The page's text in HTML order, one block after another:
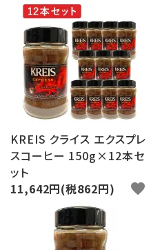
KREIS クライス エクスプレ
スコーヒー 150g×12本セ
ット
11,642円(税862円)
favorite